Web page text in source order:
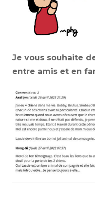
Je vous souhaite
entre amis et en